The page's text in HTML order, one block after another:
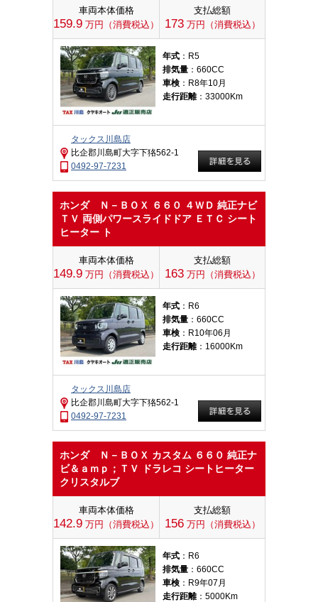
車両本体価格
159.9 万円（消費税込）
支払総額
173万円（消費税込）
年式 ：R5
排気量 ：660CC
車検 ：R8年10月
走行距離：33000Km
タックス川島店
比企郡川島町大字下狢562-1
0492-97-7231
ホンダ Ｎ－ＢＯＸ ６６０ ４ＷＤ 純正ナビ
ＴＶ 両側パワースライドドア ＥＴＣ シート
ヒーター ト
車両本体価格
149.9 万円（消費税込）
支払総額
163万円（消費税込）
年式 ：R6
排気量 ：660CC
車検 ：R10年06月
走行距離：16000Km
タックス川島店
比企郡川島町大字下狢562-1
0492-97-7231
ホンダ Ｎ－ＢＯＸ カスタム ６６０ 純正ナ
ビ＆ａｍｐ；ＴＶ ドラレコ シートヒーター
クリスタルブ
車両本体価格
142.9 万円（消費税込）
支払総額
156万円（消費税込）
年式 ：R6
排気量 ：660CC
車検 ：R9年07月
走行距離：5000Km